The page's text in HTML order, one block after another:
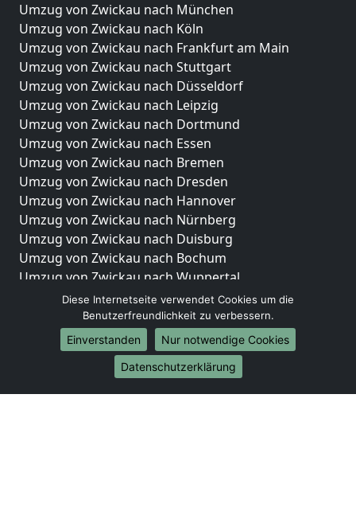
Umzug von Zwickau nach München
Umzug von Zwickau nach Köln
Umzug von Zwickau nach Frankfurt am Main
Umzug von Zwickau nach Stuttgart
Umzug von Zwickau nach Düsseldorf
Umzug von Zwickau nach Leipzig
Umzug von Zwickau nach Dortmund
Umzug von Zwickau nach Essen
Umzug von Zwickau nach Bremen
Umzug von Zwickau nach Dresden
Umzug von Zwickau nach Hannover
Umzug von Zwickau nach Nürnberg
Umzug von Zwickau nach Duisburg
Umzug von Zwickau nach Bochum
Umzug von Zwickau nach Wuppertal
Umzug von Zwickau nach Bielefeld
Umzug von Zwickau nach Bonn
Umzug von Zwickau nach Münster
Internationale-Umzüge
Umzug von Zwickau nach Brasilien
Diese Internetseite verwendet Cookies um die
Benutzerfreundlichkeit zu verbessern.
Einverstanden
Nur notwendige Cookies
Datenschutzerklärung